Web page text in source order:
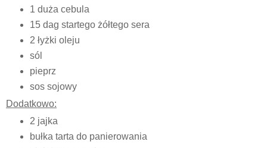
1 duża cebula
15 dag startego żółtego sera
2 łyżki oleju
sól
pieprz
sos sojowy
Dodatkowo:
2 jajka
bułka tarta do panierowania